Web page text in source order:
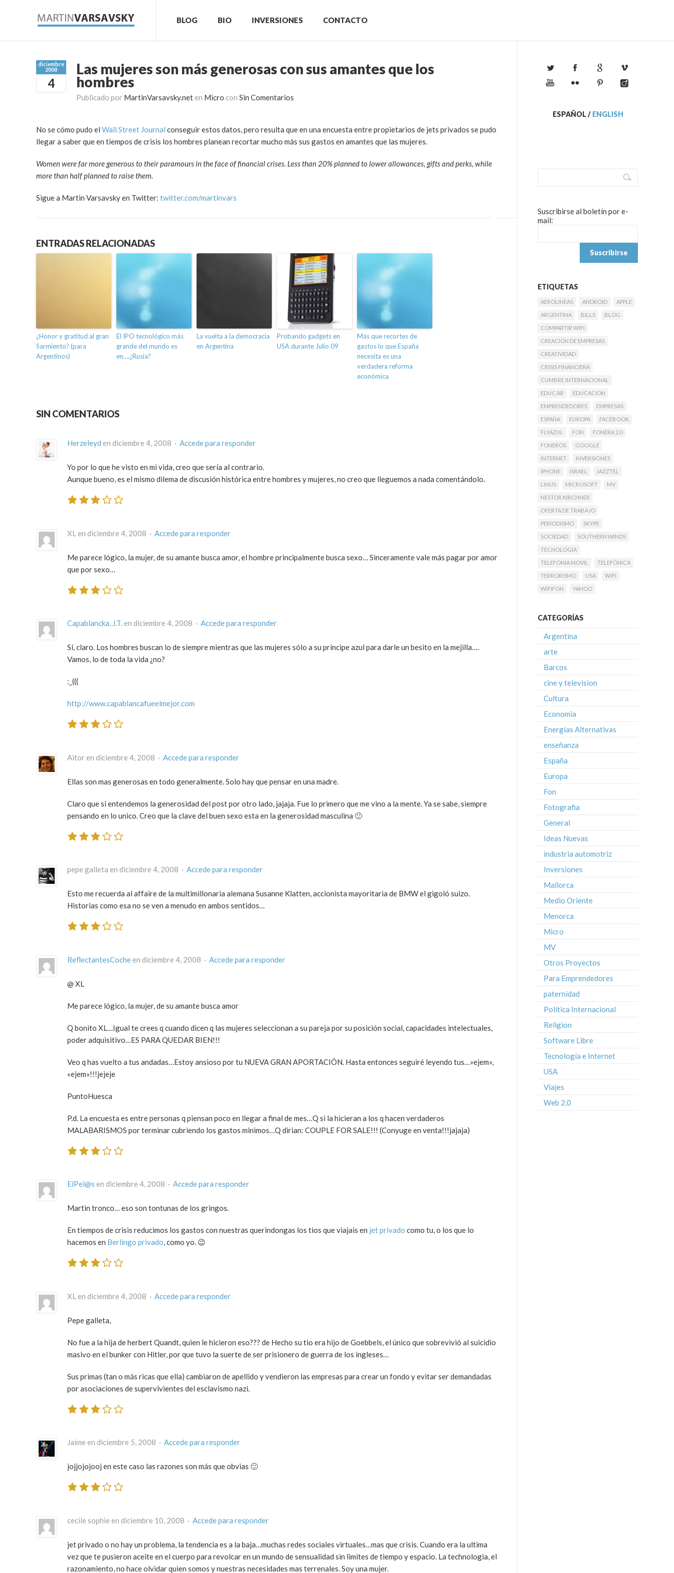
BLOG BIO INVERSIONES CONTACTO
diciembre
2008
4
Las mujeres son más generosas con sus amantes que los
hombres
Publicado por MartinVarsavsky.net en Micro con Sin Comentarios
No se cómo pudo el Wall Street Journal conseguir estos datos, pero resulta que en una encuesta entre propietarios de jets privados se pudo
llegar a saber que en tiempos de crisis los hombres planean recortar mucho más sus gastos en amantes que las mujeres.
Women were far more generous to their paramours in the face of financial crises. Less than 20% planned to lower allowances, gifts and perks, while
more than half planned to raise them.
Sigue a Martin Varsavsky en Twitter: twitter.com/martinvars
ENTRADAS RELACIONADAS
¿Honor y gratitud al gran
Sarmiento? (para
Argentinos)
El IPO tecnológico más
grande del mundo es
en….¿Rusia?
La vuelta a la democracia
en Argentina
Probando gadgets en
USA durante Julio 09
Más que recortes de
gastos lo que España
necesita es una
verdadera reforma
económica
SIN COMENTARIOS
Herzeleyd en diciembre 4, 2008 · Accede para responder
Yo por lo que he visto en mi vida, creo que sería al contrario.
Aunque bueno, es el mismo dilema de discusión histórica entre hombres y mujeres, no creo que lleguemos a nada comentándolo.
XL en diciembre 4, 2008 · Accede para responder
Me parece lógico, la mujer, de su amante busca amor, el hombre principalmente busca sexo… Sinceramente vale más pagar por amor
que por sexo…
Capablancka, J.T. en diciembre 4, 2008 · Accede para responder
Sí, claro. Los hombres buscan lo de siempre mientras que las mujeres sólo a su príncipe azul para darle un besito en la mejilla….
Vamos, lo de toda la vida ¿no?
:_(((
http://www.capablancafueelmejor.com
Aitor en diciembre 4, 2008 · Accede para responder
Ellas son mas generosas en todo generalmente. Solo hay que pensar en una madre.
Claro que si entendemos la generosidad del post por otro lado, jajaja. Fue lo primero que me vino a la mente. Ya se sabe, siempre
pensando en lo unico. Creo que la clave del buen sexo esta en la generosidad masculina 🙂
pepe galleta en diciembre 4, 2008 · Accede para responder
Esto me recuerda al affaire de la multimillonaria alemana Susanne Klatten, accionista mayoritaria de BMW el gigoló suizo.
Historias como esa no se ven a menudo en ambos sentidos…
ReflectantesCoche en diciembre 4, 2008 · Accede para responder
@ XL
Me parece lógico, la mujer, de su amante busca amor
Q bonito XL…Igual te crees q cuando dicen q las mujeres seleccionan a su pareja por su posición social, capacidades intelectuales,
poder adquisitivo…ES PARA QUEDAR BIEN!!!
Veo q has vuelto a tus andadas…Estoy ansioso por tu NUEVA GRAN APORTACIÓN. Hasta entonces seguiré leyendo tus…»ejem»,
«ejem»!!!jejeje
PuntoHuesca
P.d. La encuesta es entre personas q piensan poco en llegar a final de mes…Q si la hicieran a los q hacen verdaderos
MALABARISMOS por terminar cubriendo los gastos minimos…Q dirian: COUPLE FOR SALE!!! (Conyuge en venta!!!jajaja)
ElPel@s en diciembre 4, 2008 · Accede para responder
Martin tronco… eso son tontunas de los gringos.
En tiempos de crisis reducimos los gastos con nuestras querindongas los tios que viajais en jet privado como tu, o los que lo
hacemos en Berlingo privado, como yo. 😉
XL en diciembre 4, 2008 · Accede para responder
Pepe galleta,
No fue a la hija de herbert Quandt, quien le hicieron eso??? de Hecho su tio era hijo de Goebbels, el único que sobrevivió al suicidio
masivo en el bunker con Hitler, por que tuvo la suerte de ser prisionero de guerra de los ingleses…
Sus primas (tan o más ricas que ella) cambiaron de apellido y vendieron las empresas para crear un fondo y evitar ser demandadas
por asociaciones de supervivientes del esclavismo nazi.
Jaime en diciembre 5, 2008 · Accede para responder
jojjojojooj en este caso las razones son más que obvias 🙂
cecile sophie en diciembre 10, 2008 · Accede para responder
jet privado o no hay un problema, la tendencia es a la baja…muchas redes sociales virtuales…mas que crisis. Cuando era la ultima
vez que te pusieron aceite en el cuerpo para revolcar en un mundo de sensualidad sin limites de tiempo y espacio. La technologia, el
razonamiento, no hace olvidar quien somos y nuestras necesidades mas terrenales. Soy una mujer.
ESPAÑOL / ENGLISH
Suscribirse al boletín por e-
mail:
ETIQUETAS
AEROLINEAS ANDROID
APPLE
ARGENTINA
BILLS
BLOG
COMPARTIR WIFI
CREACIÓN DE EMPRESAS
CREATIVIDAD
CRISIS FINANCIERA
CUMBRE INTERNACIONAL
EDUC.AR
EDUCACION
EMPRENDEDORES
EMPRESAS
ESPAÑA
EUROPA
FACEBOOK
FLYAZUL
FON
FONERA 2.0
FONEROS
GOOGLE
INTERNET
INVERSIONES
IPHONE
ISRAEL
JAZZTEL
LINUS
MICROSOFT
MV
NESTOR KIRCHNER
OFERTA DE TRABAJO
PERIODISMO
SKYPE
SOCIEDAD
SOUTHERN WINDS
TECNOLOGIA
TELEFONIA MOVIL
TELEFÓNICA
TERRORISMO
USA
WIFI
WIFIFON
YAHOO
CATEGORÍAS
Argentina
arte
Barcos
cine y television
Cultura
Economia
Energías Alternativas
enseñanza
España
Europa
Fon
Fotografia
General
Ideas Nuevas
industria automotriz
Inversiones
Mallorca
Medio Oriente
Menorca
Micro
MV
Otros Proyectos
Para Emprendedores
paternidad
Política Internacional
Religion
Software Libre
Tecnología e Internet
USA
Viajes
Web 2.0